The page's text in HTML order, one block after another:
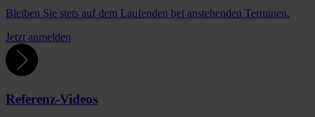
Bleiben Sie stets auf dem Laufenden bei anstehenden Terminen.
Jetzt anmelden
Referenz-Videos